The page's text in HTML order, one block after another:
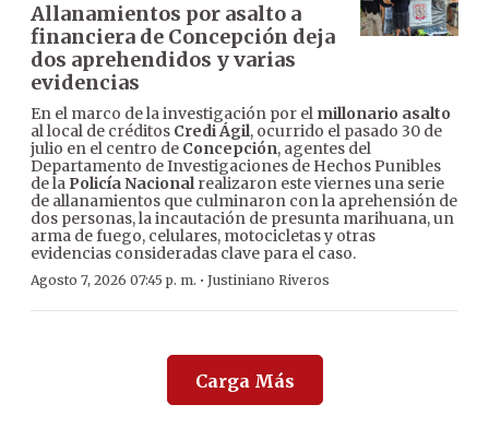
Allanamientos por asalto a
financiera de Concepción deja
dos aprehendidos y varias
evidencias
En el marco de la investigación por el millonario asalto
al local de créditos Credi Ágil, ocurrido el pasado 30 de
julio en el centro de Concepción, agentes del
Departamento de Investigaciones de Hechos Punibles
de la Policía Nacionalrealizaron este viernes una serie
de allanamientos que culminaron con la aprehensión de
dos personas, la incautación de presunta marihuana, un
arma de fuego, celulares, motocicletas y otras
evidencias consideradas clave para el caso.
Agosto 7, 2026 07:45 p. m. · Justiniano Riveros
Carga Más